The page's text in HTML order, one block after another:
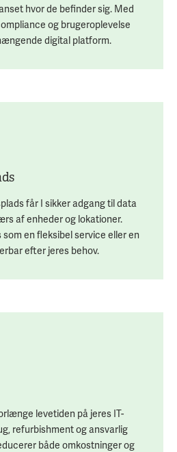
hvor de befinder sig. Med
og brugeroplevelse
digital platform.
får I sikker adgang til data
af enheder og lokationer.
en fleksibel service eller en
efter jeres behov.
levetiden på jeres IT-
refurbishment og ansvarlig
både omkostninger og